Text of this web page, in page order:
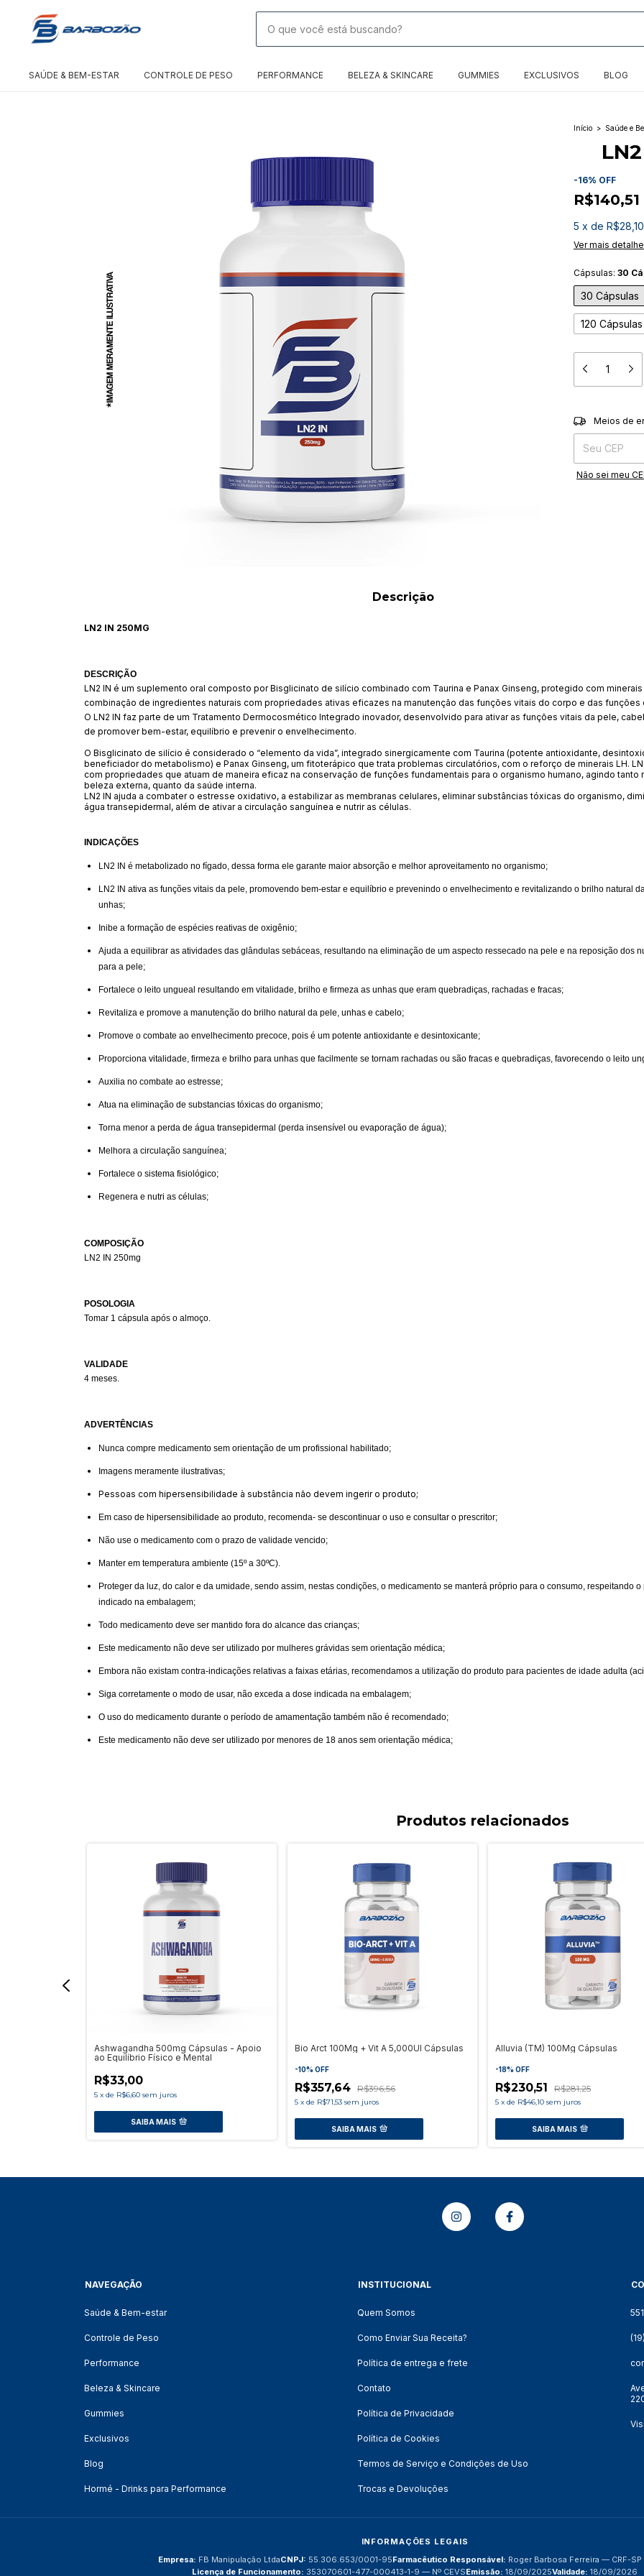
SAÚDE & BEM-ESTAR CONTROLE DE PESO PERFORMANCE BELEZA & SKINCARE GUMMIES EXCLUSIVOS BLOG
Início > Saúde e
-16% OFF
R$140,51
5 x de R$28,10
Ver mais
Cápsulas: 30
30 Cápsulas
120 Cápsulas
Entregas para o
Meios de
Não sei meu
Descrição
LN2 IN 250MG
DESCRIÇÃO
LN2 IN é um suplemento oral composto por Bisglicinato de silício combinado com Taurina e Panax Ginseng, protegido com minerais
combinação de ingredientes naturais com propriedades ativas eficazes na manutenção das funções vitais do corpo e das funções
O LN2 IN faz parte de um Tratamento Dermocosmético Integrado inovador, desenvolvido para ativar as funções vitais da pele,
de promover bem-estar, equilíbrio e prevenir o envelhecimento.
O Bisglicinato de silício é considerado o “elemento da vida”, integrado sinergicamente com Taurina (potente antioxidante,
beneficiador do metabolismo) e Panax Ginseng, um fitoterápico que trata problemas circulatórios, com o reforço de minerais LH.
com propriedades que atuam de maneira eficaz na conservação de funções fundamentais para o organismo humano, agindo tanto
beleza externa, quanto da saúde interna.
LN2 IN ajuda a combater o estresse oxidativo, a estabilizar as membranas celulares, eliminar substâncias tóxicas do organismo,
água transepidermal, além de ativar a circulação sanguínea e nutrir as células.
INDICAÇÕES
LN2 IN é metabolizado no fígado, dessa forma ele garante maior absorção e melhor aproveitamento no organismo;
LN2 IN ativa as funções vitais da pele, promovendo bem-estar e equilíbrio e prevenindo o envelhecimento e revitalizando o brilho natural
unhas;
Inibe a formação de espécies reativas de oxigênio;
Ajuda a equilibrar as atividades das glândulas sebáceas, resultando na eliminação de um aspecto ressecado na pele e na reposição dos
para a pele;
Fortalece o leito ungueal resultando em vitalidade, brilho e firmeza as unhas que eram quebradiças, rachadas e fracas;
Revitaliza e promove a manutenção do brilho natural da pele, unhas e cabelo;
Promove o combate ao envelhecimento precoce, pois é um potente antioxidante e desintoxicante;
Proporciona vitalidade, firmeza e brilho para unhas que facilmente se tornam rachadas ou são fracas e quebradiças, favorecendo o leito
Auxilia no combate ao estresse;
Atua na eliminação de substancias tóxicas do organismo;
Torna menor a perda de água transepidermal (perda insensível ou evaporação de água);
Melhora a circulação sanguínea;
Fortalece o sistema fisiológico;
Regenera e nutri as células;
COMPOSIÇÃO
LN2 IN 250mg
POSOLOGIA
Tomar 1 cápsula após o almoço.
VALIDADE
4 meses.
ADVERTÊNCIAS
Nunca compre medicamento sem orientação de um profissional habilitado;
Imagens meramente ilustrativas;
Pessoas com hipersensibilidade à substância não devem ingerir o produto;
Em caso de hipersensibilidade ao produto, recomenda- se descontinuar o uso e consultar o prescritor;
Não use o medicamento com o prazo de validade vencido;
Manter em temperatura ambiente (15º a 30ºC).
Proteger da luz, do calor e da umidade, sendo assim, nestas condições, o medicamento se manterá próprio para o consumo, respeitando
indicado na embalagem;
Todo medicamento deve ser mantido fora do alcance das crianças;
Este medicamento não deve ser utilizado por mulheres grávidas sem orientação médica;
Embora não existam contra-indicações relativas a faixas etárias, recomendamos a utilização do produto para pacientes de idade adulta
Siga corretamente o modo de usar, não exceda a dose indicada na embalagem;
O uso do medicamento durante o período de amamentação também não é recomendado;
Este medicamento não deve ser utilizado por menores de 18 anos sem orientação médica;
Produtos relacionados
Ashwagandha 500mg Cápsulas - Apoio
ao Equilíbrio Físico e Mental
R$33,00
5 x de R$6,60 sem juros
SAIBA MAIS
Bio Arct 100Mg + Vit A 5,000UI Cápsulas
-10% OFF
R$357,64 R$396,56
5 x de R$71,53 sem juros
SAIBA MAIS
Alluvia (TM) 100Mg Cápsulas
-18% OFF
R$230,51 R$281,25
5 x de R$46,10 sem juros
SAIBA MAIS
NAVEGAÇÃO
Saúde & Bem-estar
Controle de Peso
Performance
Beleza & Skincare
Gummies
Exclusivos
Blog
Hormé - Drinks para Performance
INSTITUCIONAL
Quem Somos
Como Enviar Sua Receita?
Política de entrega e frete
Contato
Política de Privacidade
Política de Cookies
Termos de Serviço e Condições de Uso
Trocas e Devoluções
INFORMAÇÕES LEGAIS
Empresa: FB Manipulação LtdaCNPJ: 55.306.653/0001-95Farmacêutico Responsável: Roger Barbosa Ferreira — CRF-
Licença de Funcionamento: 353070601-477-000413-1-9 — Nº CEVSEmissão: 18/09/2025Validade: 18/09/2026